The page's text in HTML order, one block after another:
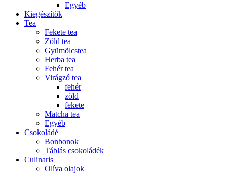
Egyéb
Kiegészítők
Tea
Fekete tea
Zöld tea
Gyümölcstea
Herba tea
Fehér tea
Virágzó tea
fehér
zöld
fekete
Matcha tea
Egyéb
Csokoládé
Bonbonok
Táblás csokoládék
Culinaris
Olíva olajok